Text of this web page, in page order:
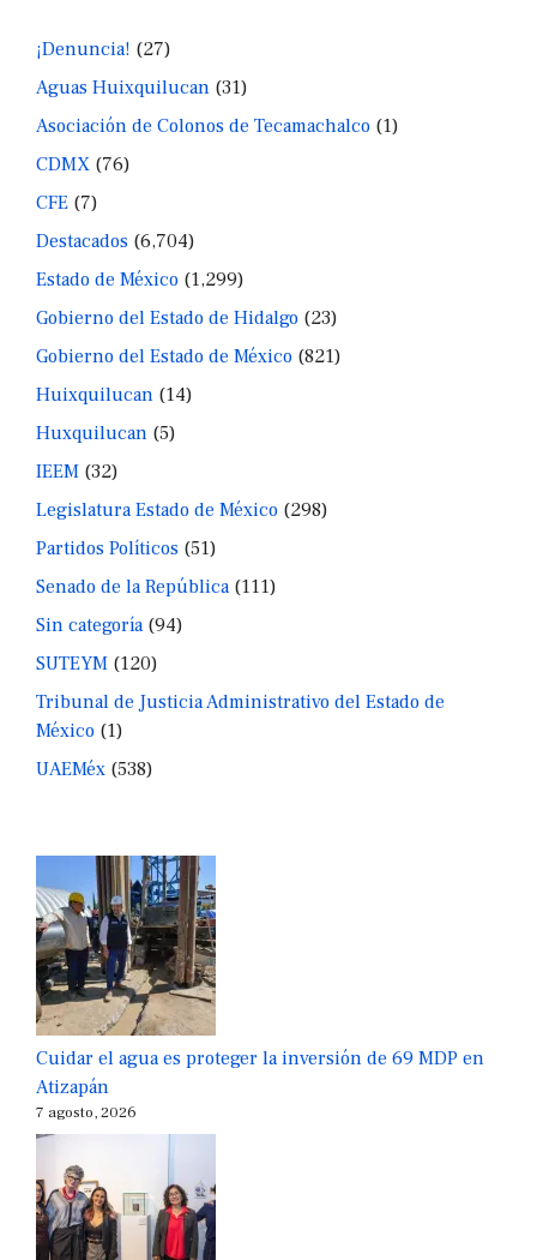
¡Denuncia! (27)
Aguas Huixquilucan (31)
Asociación de Colonos de Tecamachalco (1)
CDMX (76)
CFE (7)
Destacados (6,704)
Estado de México (1,299)
Gobierno del Estado de Hidalgo (23)
Gobierno del Estado de México (821)
Huixquilucan (14)
Huxquilucan (5)
IEEM (32)
Legislatura Estado de México (298)
Partidos Políticos (51)
Senado de la República(111)
Sin categoría(94)
SUTEYM (120)
Tribunal de Justicia Administrativo del Estado de
México (1)
UAEMéx (538)
Cuidar el agua es proteger la inversión de 69 MDP en
Atizapán
7 agosto, 2026